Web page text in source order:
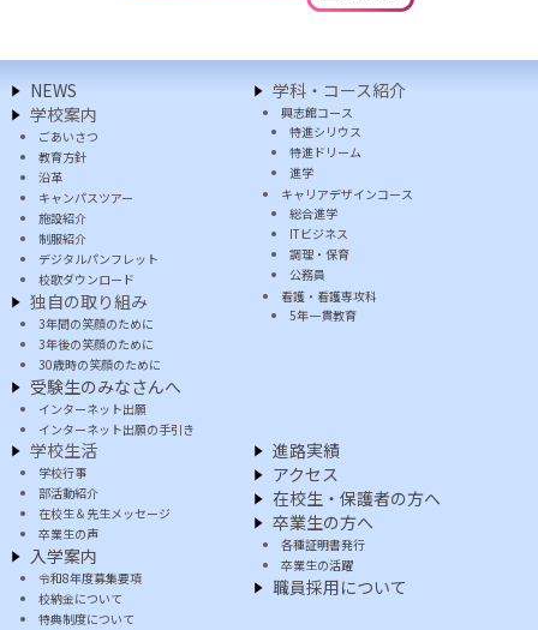
NEWS
学校案内
ごあいさつ
教育方針
沿革
キャンパスツアー
施設紹介
制服紹介
デジタルパンフレット
校歌ダウンロード
独自の取り組み
3年間の笑顔のために
3年後の笑顔のために
30歳時の笑顔のために
受験生のみなさんへ
インターネット出願
インターネット出願の手引き
学科・コース紹介
興志館コース
特進シリウス
特進ドリーム
進学
キャリアデザインコース
総合進学
ITビジネス
調理・保育
公務員
看護・看護専攻科
5年一貫教育
学校生活
学校行事
部活動紹介
在校生＆先生メッセージ
卒業生の声
入学案内
令和8年度募集要項
校納金について
特典制度について
進路実績
アクセス
在校生・保護者の方へ
卒業生の方へ
各種証明書発行
卒業生の活躍
職員採用について